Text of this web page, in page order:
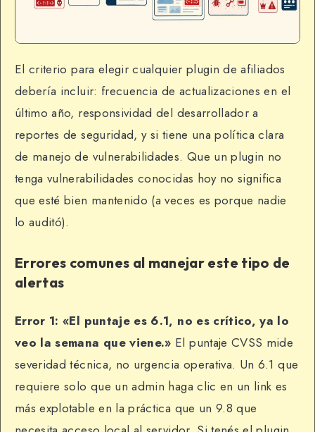
El criterio para elegir cualquier plugin de afiliados
debería incluir: frecuencia de actualizaciones en el
último año, responsividad del desarrollador a
reportes de seguridad, y si tiene una política clara
de manejo de vulnerabilidades. Que un plugin no
tenga vulnerabilidades conocidas hoy no significa
que esté bien mantenido (a veces es porque nadie
lo auditó).
Errores comunes al manejar este tipo de
alertas
Error 1: «El puntaje es 6.1, no es crítico, ya lo
veo la semana que viene.» El puntaje CVSS mide
severidad técnica, no urgencia operativa. Un 6.1 que
requiere solo que un admin haga clic en un link es
más explotable en la práctica que un 9.8 que